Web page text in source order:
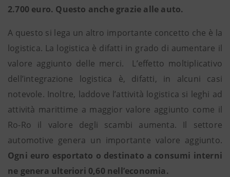
2.700 euro. Questo anche grazie alle auto.
A questo si lega un altro importante concetto che è la
logistica. La logistica è difatti in grado di aumentare il
valore aggiunto delle merci. L’effetto moltiplicativo
dell’integrazione logistica è, difatti, in alcuni casi
notevole. Inoltre, laddove l’attività logistica si leghi ad
attività marittime a maggior valore aggiunto come il
Ro-Ro il valore degli scambi aumenta. Il settore
automotive genera un importante valore aggiunto.
Ogni euro esportato o destinato a consumi interni
ne genera ulteriori 0,60 nell’economia.